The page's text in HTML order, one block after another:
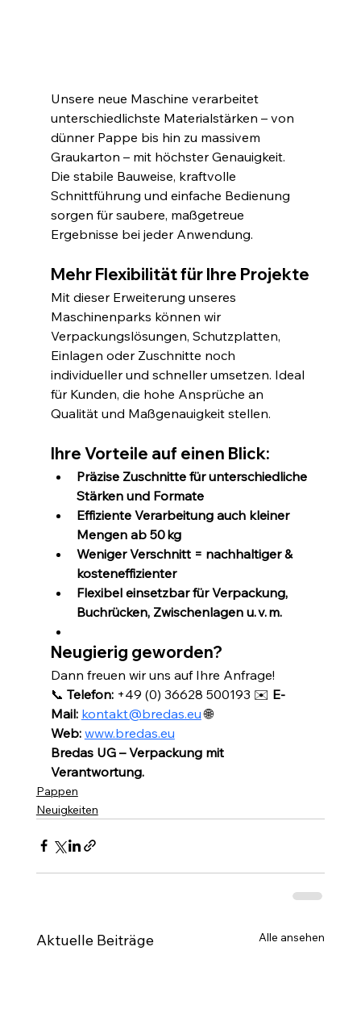
Unsere neue Maschine verarbeitet
unterschiedlichste Materialstärken – von
dünner Pappe bis hin zu massivem
Graukarton – mit höchster Genauigkeit.
Die stabile Bauweise, kraftvolle
Schnittführung und einfache Bedienung
sorgen für saubere, maßgetreue
Ergebnisse bei jeder Anwendung.
Mehr Flexibilität für Ihre Projekte
Mit dieser Erweiterung unseres
Maschinenparks können wir
Verpackungslösungen, Schutzplatten,
Einlagen oder Zuschnitte noch
individueller und schneller umsetzen. Ideal
für Kunden, die hohe Ansprüche an
Qualität und Maßgenauigkeit stellen.
Ihre Vorteile auf einen Blick:
Präzise Zuschnitte für unterschiedliche
Stärken und Formate
Effiziente Verarbeitung auch kleiner
Mengen ab 50 kg
Weniger Verschnitt = nachhaltiger &
kosteneffizienter
Flexibel einsetzbar für Verpackung,
Buchrücken, Zwischenlagen u. v. m.
Neugierig geworden?
Dann freuen wir uns auf Ihre Anfrage!
📞 Telefon: +49 (0) 36628 500193 ✉️ E-
Mail: kontakt@bredas.eu 🌐
Web: www.bredas.eu
Bredas UG – Verpackung mit
Verantwortung.
Pappen
Neuigkeiten
Aktuelle Beiträge Alle ansehen